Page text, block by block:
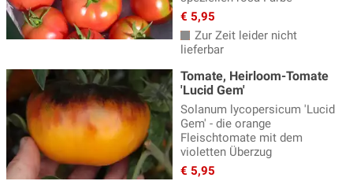
€ 5,95
Zur Zeit leider nicht
lieferbar
Tomate, Heirloom-Tomate
'Lucid Gem'
Solanum lycopersicum 'Lucid
Gem' - die orange
Fleischtomate mit dem
violetten Überzug
€ 5,95